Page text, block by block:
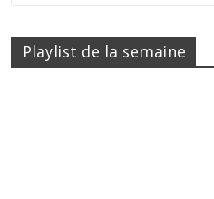
Playlist de la semaine